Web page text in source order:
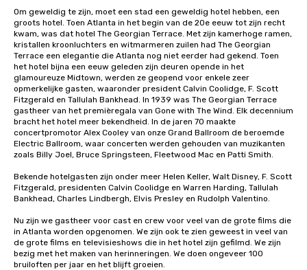
Om geweldig te zijn, moet een stad een geweldig hotel hebben, een
groots hotel. Toen Atlanta in het begin van de 20e eeuw tot zijn recht
kwam, was dat hotel The Georgian Terrace. Met zijn kamerhoge ramen,
kristallen kroonluchters en witmarmeren zuilen had The Georgian
Terrace een elegantie die Atlanta nog niet eerder had gekend. Toen
het hotel bijna een eeuw geleden zijn deuren opende in het
glamoureuze Midtown, werden ze geopend voor enkele zeer
opmerkelijke gasten, waaronder president Calvin Coolidge, F. Scott
Fitzgerald en Tallulah Bankhead. In 1939 was The Georgian Terrace
gastheer van het premièregala van Gone with The Wind. Elk decennium
bracht het hotel meer bekendheid. In de jaren 70 maakte
concertpromotor Alex Cooley van onze Grand Ballroom de beroemde
Electric Ballroom, waar concerten werden gehouden van muzikanten
zoals Billy Joel, Bruce Springsteen, Fleetwood Mac en Patti Smith.
Bekende hotelgasten zijn onder meer Helen Keller, Walt Disney, F. Scott
Fitzgerald, presidenten Calvin Coolidge en Warren Harding, Tallulah
Bankhead, Charles Lindbergh, Elvis Presley en Rudolph Valentino.
Nu zijn we gastheer voor cast en crew voor veel van de grote films die
in Atlanta worden opgenomen. We zijn ook te zien geweest in veel van
de grote films en televisieshows die in het hotel zijn gefilmd. We zijn
bezig met het maken van herinneringen. We doen ongeveer 100
bruiloften per jaar en het blijft groeien.